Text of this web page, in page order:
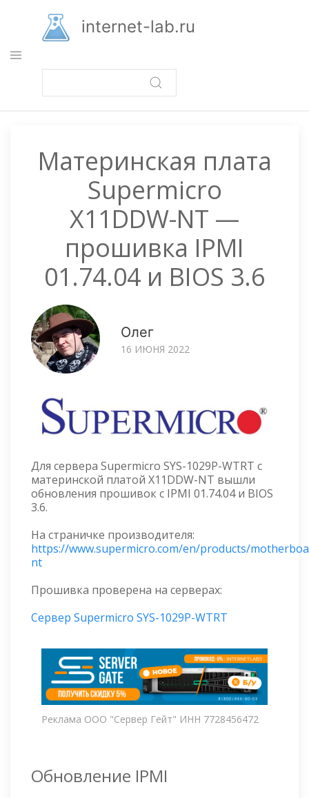
основному
содержанию
internet-lab.ru
Материнская плата
Supermicro
X11DDW-NT —
прошивка IPMI
01.74.04 и BIOS 3.6
Олег
16 ИЮНЯ 2022
Для сервера Supermicro SYS-1029P-WTRT с
материнской платой X11DDW-NT вышли
обновления прошивок с IPMI 01.74.04 и BIOS
3.6.
На страничке производителя:
https://www.supermicro.com/en/products/
nt
Прошивка проверена на серверах:
Сервер Supermicro SYS-1029P-WTRT
Реклама ООО "Сервер Гейт" ИНН 7728456472
Обновление IPMI